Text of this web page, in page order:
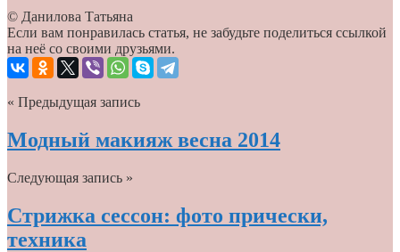
© Данилова Татьяна
Если вам понравилась статья, не забудьте поделиться ссылкой
на неё со своими друзьями.
« Предыдущая запись
Модный макияж весна 2014
Следующая запись »
Стрижка сессон: фото прически,
техника